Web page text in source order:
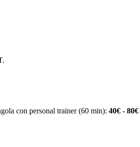
con personal trainer (60 min): 40€ - 80€